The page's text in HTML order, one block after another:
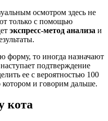
осмотром здесь не
только с помощью
экспресс-метод анализа и
форму, то иногда назначают
подтверждение
ее с вероятностью 100
котором и говорим дальше.
кота